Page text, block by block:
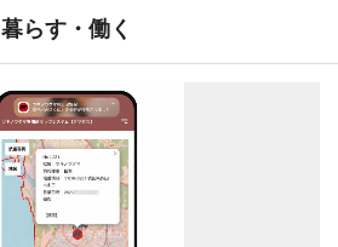
暮らす・働く